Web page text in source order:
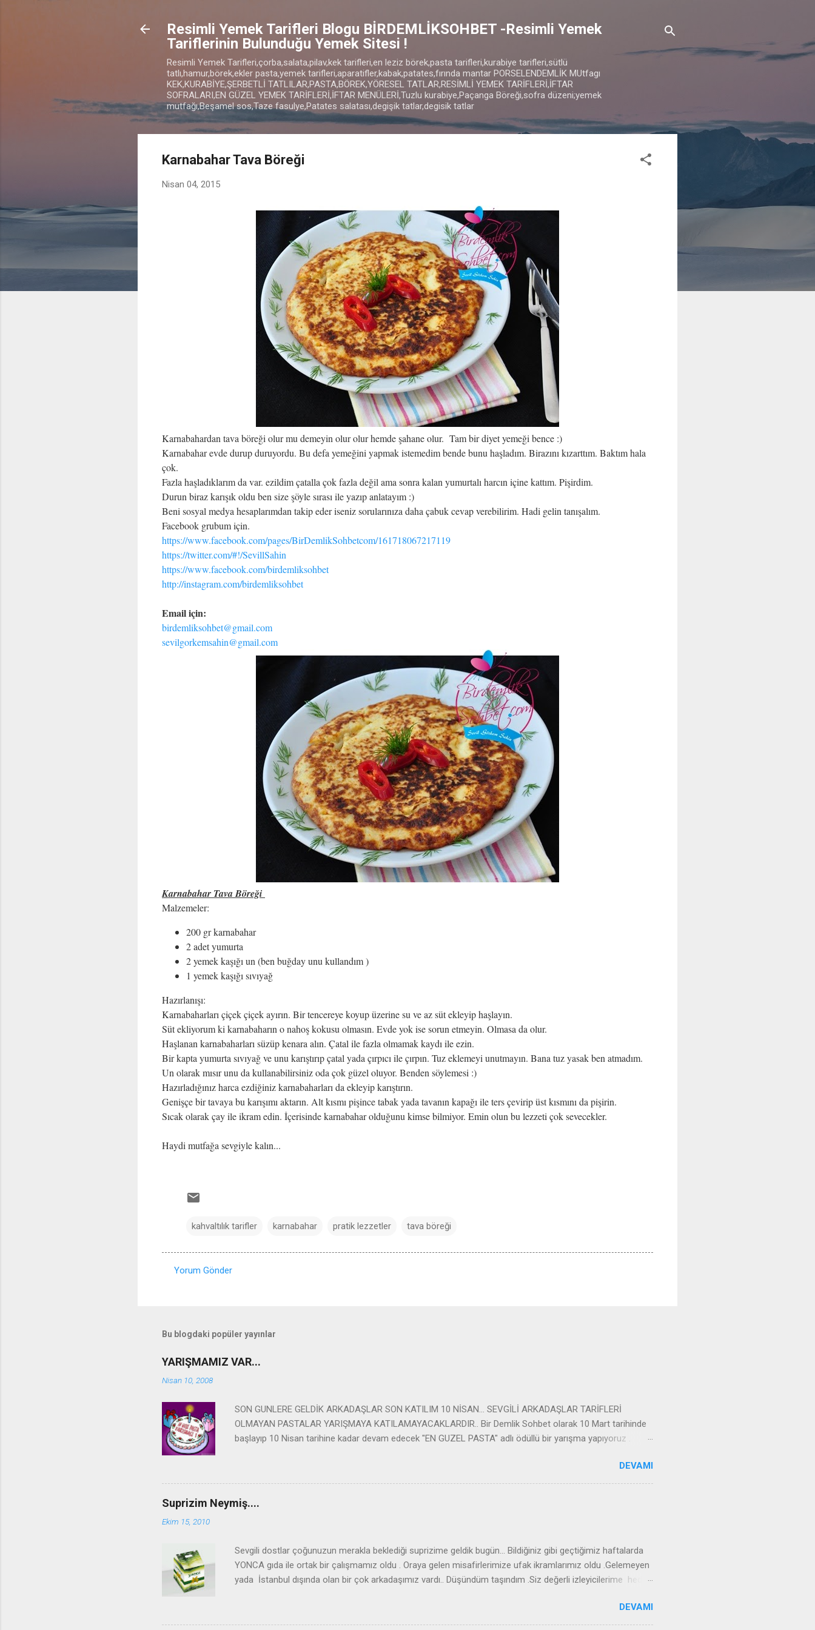
Resimli Yemek Tarifleri Blogu BİRDEMLİKSOHBET -Resimli Yemek
Tariflerinin Bulunduğu Yemek Sitesi !
Resimli Yemek Tarifleri,çorba,salata,pilav,kek tarifleri,en leziz börek,pasta tarifleri,kurabiye tarifleri,sütlü
tatlı,hamur,börek,ekler pasta,yemek tarifleri,aparatifler,kabak,patates,fırında mantar PORSELENDEMLİK MUtfagı
KEK,KURABİYE,ŞERBETLİ TATLILAR,PASTA,BÖREK,YÖRESEL TATLAR,RESİMLİ YEMEK TARİFLERİ,İFTAR
SOFRALARI,EN GÜZEL YEMEK TARİFLERİ,İFTAR MENÜLERİ,Tuzlu kurabiye,Paçanga Böreği,sofra düzeni;yemek
mutfağı,Beşamel sos,Taze fasulye,Patates salatası,degişik tatlar,degisik tatlar
Karnabahar Tava Böreği
Nisan 04, 2015
Karnabahardan tava böreği olur mu demeyin olur olur hemde şahane olur. Tam bir diyet yemeği bence :)
Karnabahar evde durup duruyordu. Bu defa yemeğini yapmak istemedim bende bunu haşladım. Birazını kızarttım. Baktım hala
çok.
Fazla haşladıklarım da var. ezildim çatalla çok fazla değil ama sonra kalan yumurtalı harcın içine kattım. Pişirdim.
Durun biraz karışık oldu ben size şöyle sırası ile yazıp anlatayım :)
Beni sosyal medya hesaplarımdan takip eder iseniz sorularınıza daha çabuk cevap verebilirim. Hadi gelin tanışalım.
Facebook grubum için.
https://www.facebook.com/pages/BirDemlikSohbetcom/161718067217119
https://twitter.com/#!/SevillSahin
https://www.facebook.com/birdemliksohbet
http://instagram.com/birdemliksohbet
Email için:
birdemliksohbet@gmail.com
sevilgorkemsahin@gmail.com
Karnabahar Tava Böreği
Malzemeler:
200 gr karnabahar
2 adet yumurta
2 yemek kaşığı un (ben buğday unu kullandım )
1 yemek kaşığı sıvıyağ
Hazırlanışı:
Karnabaharları çiçek çiçek ayırın. Bir tencereye koyup üzerine su ve az süt ekleyip haşlayın.
Süt ekliyorum ki karnabaharın o nahoş kokusu olmasın. Evde yok ise sorun etmeyin. Olmasa da olur.
Haşlanan karnabaharları süzüp kenara alın. Çatal ile fazla olmamak kaydı ile ezin.
Bir kapta yumurta sıvıyağ ve unu karıştırıp çatal yada çırpıcı ile çırpın. Tuz eklemeyi unutmayın. Bana tuz yasak ben atmadım.
Un olarak mısır unu da kullanabilirsiniz oda çok güzel oluyor. Benden söylemesi :)
Hazırladığınız harca ezdiğiniz karnabaharları da ekleyip karıştırın.
Genişçe bir tavaya bu karışımı aktarın. Alt kısmı pişince tabak yada tavanın kapağı ile ters çevirip üst kısmını da pişirin.
Sıcak olarak çay ile ikram edin. İçerisinde karnabahar olduğunu kimse bilmiyor. Emin olun bu lezzeti çok sevecekler.
Haydi mutfağa sevgiyle kalın...
kahvaltılık tarifler karnabahar pratik lezzetler tava böreği
u
l
a
r
Yorum Gönder
Bu blogdaki popüler yayınlar
YARIŞMAMIZ VAR...
Nisan 10, 2008
SON GUNLERE GELDİK ARKADAŞLAR SON KATILIM 10 NİSAN... SEVGİLİ ARKADAŞLAR TARİFLERİ
OLMAYAN PASTALAR YARIŞMAYA KATILAMAYACAKLARDIR.. Bir Demlik Sohbet olarak 10 Mart tarihinde
başlayıp 10 Nisan tarihine kadar devam edecek "EN GUZEL PASTA" adlı ödüllü bir yarışma yapıyoruz .
PASTALARINIZI BİRİNCİ SAYFADA YAYINLIYORUZ VE ARKADAŞLARINIZA DUYURU YAPIYORSUNUZ
BENİM SAYFAMDA YARIŞMAYA KATILDIGINIZI VE PASTANIZIN ALTINDAKİ DEVAMINI OKUYUNUZ
YAZISININ HEMEN ALTINDA YILDIZLAR VAR ONLARA MAUSE İLE DOKUNDUGUNUZDA İDARE EDER,
OYDAN DA OY KULLANABİLİRSİNİZ . ŞİMDİDEN TÜM YARIŞMAYA KATILAN VE KATILACAK OLAN
ARKADAŞLA...
DEVAMI
Suprizim Neymiş....
Ekim 15, 2010
Sevgili dostlar çoğunuzun merakla beklediği suprizime geldik bugün... Bildiğiniz gibi geçtiğimiz haftalarda
YONCA gıda ile ortak bir çalışmamız oldu . Oraya gelen misafirlerimize ufak ikramlarımız oldu .Gelemeyen
yada İstanbul dışında olan bir çok arkadaşımız vardı.. Düşündüm taşındım .Siz değerli izleyicilerime hediye
yollamaya karar verdik .. Yapacağımız kura da 3 şanslı izleyicimiz YONCA hediye paketi kazanacaktır.
Daha önce etkinliğimize katılmış olan blog sahipleride KATILABİLİRLER. Nasıl suprizimi beğendinizmi ? ?
DEVAMI